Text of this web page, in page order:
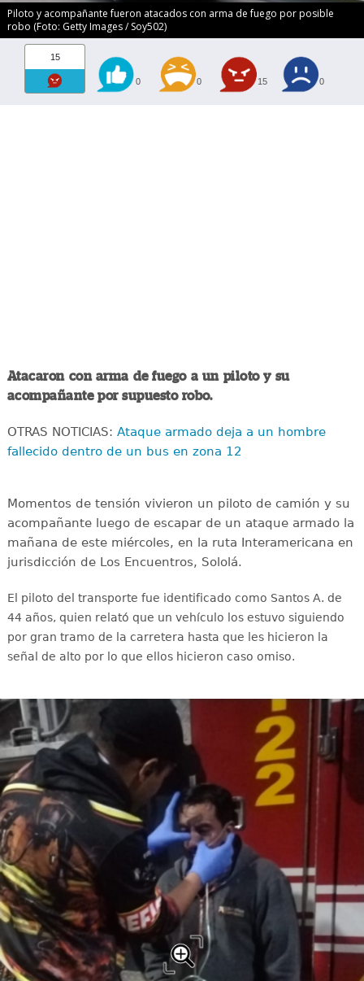
Piloto y acompañante fueron atacados con arma de fuego por posible
robo (Foto: Getty Images / Soy502)
15
0 0 15 0
Atacaron con arma de fuego a un piloto y su
acompañante por supuesto robo.
OTRAS NOTICIAS: Ataque armado deja a un hombre
fallecido dentro de un bus en zona 12
Momentos de tensión vivieron un piloto de camión y su
acompañante luego de escapar de un ataque armado la
mañana de este miércoles, en la ruta Interamericana en
jurisdicción de Los Encuentros, Sololá.
El piloto del transporte fue identificado como Santos A. de
44 años, quien relató que un vehículo los estuvo siguiendo
por gran tramo de la carretera hasta que les hicieron la
señal de alto por lo que ellos hicieron caso omiso.